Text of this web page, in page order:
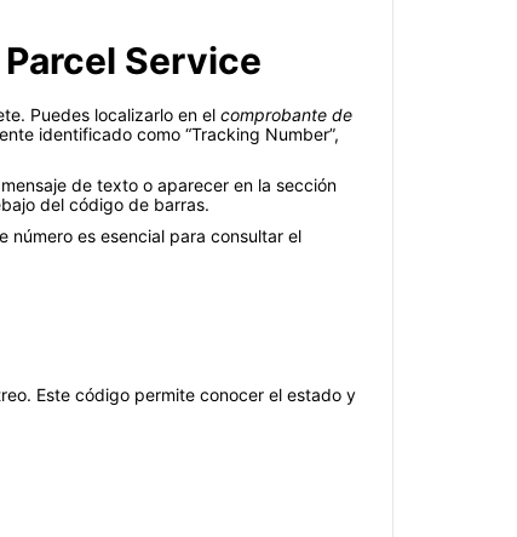
Service
Puedes localizarlo en el comprobante de
identificado como “Tracking Number”,
de texto o aparecer en la sección
del código de barras.
número es esencial para consultar el
Este código permite conocer el estado y